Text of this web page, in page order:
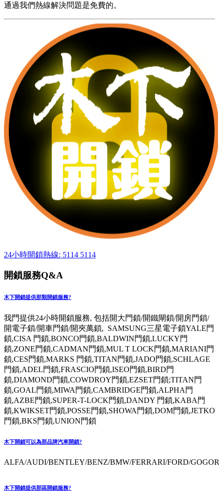
通過我們熱線解決問題是免費的。
24小時開鎖熱線: 5114 5114
開鎖服務Q&A
木下開鎖提供那類開鎖服務?
我門提供24小時開鎖服務, 包括開大門鎖/開鐵閘鎖/開房門鎖/
開電子鎖/開車門鎖/開夾萬鎖, SAMSUNG三星電子鎖YALE門
鎖,CISA 門鎖,BONCO門鎖,BALDWIN門鎖,LUCKY門
鎖,ZONE門鎖,CADMAN門鎖,MUL T LOCK門鎖,MARIANI門
鎖,CES門鎖,MARKS 門鎖,TITAN門鎖,JADO門鎖,SCHLAGE
門鎖,ADEL門鎖,FRASCIO門鎖,ISEO門鎖,BIRD門
鎖,DIAMOND門鎖,COWDROY門鎖,EZSET門鎖;TITAN門
鎖,GOAL門鎖,MIWA門鎖,CAMBRIDGE門鎖,ALPHA門
鎖,AZBE門鎖,SUPER-T-LOCK門鎖,DANDY 門鎖,KABA門
鎖,KWIKSET門鎖,POSSE門鎖,SHOWA門鎖,DOM門鎖,JETKO
門鎖,BKS門鎖,UNION門鎖
木下開鎖可以為那品牌汽車開鎖?
ALFA/AUDI/BENTLEY/BENZ/BMW/FERRARI/FORD/
木下開鎖提供那區開鎖服務?